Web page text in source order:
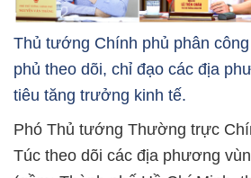
Thủ tướng Chính phủ phân
phủ theo dõi, chỉ đạo các địa
tiêu tăng trưởng kinh tế.
Phó Thủ tướng Thường trực
Túc theo dõi các địa phương